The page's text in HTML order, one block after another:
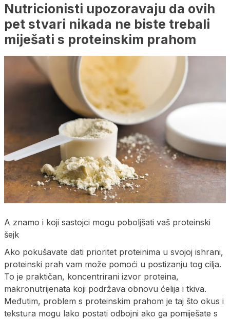
Nutricionisti upozoravaju da ovih
pet stvari nikada ne biste trebali
miješati s proteinskim prahom
A znamo i koji sastojci mogu poboljšati vaš proteinski
šejk
Ako pokušavate dati prioritet proteinima u svojoj ishrani,
proteinski prah vam može pomoći u postizanju tog cilja.
To je praktičan, koncentrirani izvor proteina,
makronutrijenata koji podržava obnovu ćelija i tkiva.
Međutim, problem s proteinskim prahom je taj što okus i
tekstura mogu lako postati odbojni ako ga pomiješate s